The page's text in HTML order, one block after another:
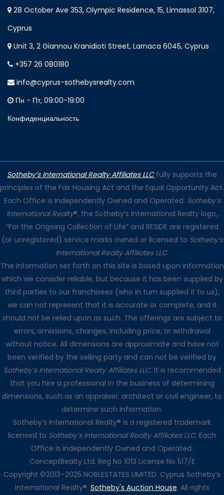
28 October Ave 353, Olympic Residence, 15, Limassol 3107,
Cyprus
Unit 3, 2 Giannou Kranidioti Street, Larnaca 6045, Cyprus
+357 26 080180
info@cyprus-sothebysrealty.com
Пн - Пт, 09:00-19:00
Конфиденциальность
Sotheby’s International Realty Affiliates LLC fully supports the
principles of the Fair Housing Act and the Equal Opportunity Act.
Each Office is Independently Owned and Operated. Sotheby’s
International Realty®, the Sotheby’s International Realty logo,
“For the Ongoing Collection of Life” and RESIDE are registered
(or unregistered) service marks owned or licensed to Sotheby’s
International Realty Affiliates LLC.
The information set forth on this site is based upon information
which we consider reliable, but because it has been supplied by
third parties to our franchisees (who in turn supplied it to us),
we can not represent that it is accurate or complete, and it
should not be relied upon as such. The offerings are subject to
errors, omissions, changes, including price, or withdrawal
without notice. All dimensions are approximate and have not
been verified by the selling party and can not be verified by
Sotheby’s International Realty Affiliates LLC. It is recommended
that you hire a professional in the business of determining
dimensions, such as an appraiser, architect or civil engineer, to
determine such information.
Sotheby’s International Realty® is a registered trademark
licensed to Sotheby’s International Realty Affiliates LLC. Each
Office is independently Owned and Operated.
ConceptRealty Ltd. Reg No 1013 License No 517/E
Copyright ©2013–2025 NOBLESTATES LIMITED. Cyprus Sotheby’s
International Realty®. Sotheby's Auction House. All rights